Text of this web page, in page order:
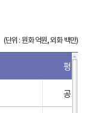
(단위 : 원화 억원, 외화 백만)
평가대상
공모채권